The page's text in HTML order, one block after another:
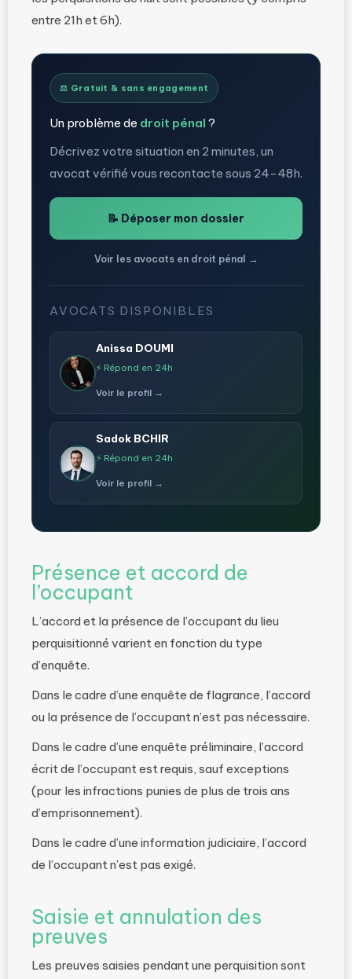
entre 21h et 6h).
⚖️ Gratuit & sans engagement
Un problème de droit pénal ?
Décrivez votre situation en 2 minutes, un
avocat vérifié vous recontacte sous 24-48h.
📝 Déposer mon dossier
Voir les avocats en droit pénal →
AVOCATS DISPONIBLES
Anissa DOUMI
⚡ Répond en 24h
Voir le profil →
Sadok BCHIR
⚡ Répond en 24h
Voir le profil →
Présence et accord de
l’occupant
L’accord et la présence de l’occupant du lieu
perquisitionné varient en fonction du type
d’enquête.
Dans le cadre d’une enquête de flagrance, l’accord
ou la présence de l’occupant n’est pas nécessaire.
Dans le cadre d’une enquête préliminaire, l’accord
écrit de l’occupant est requis, sauf exceptions
(pour les infractions punies de plus de trois ans
d’emprisonnement).
Dans le cadre d’une information judiciaire, l’accord
de l’occupant n’est pas exigé.
Saisie et annulation des
preuves
Les preuves saisies pendant une perquisition sont